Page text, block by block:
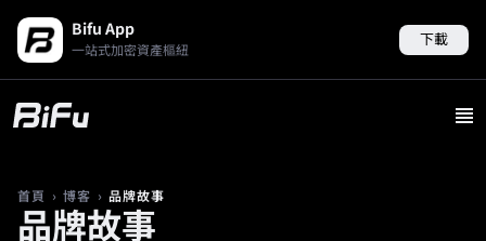
Bifu App
一站式加密資產樞紐
下載
首頁 › 博客 › 品牌故事
品牌故事